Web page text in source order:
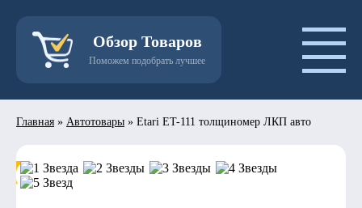
Обзор Товаров
Поможем подобрать лучшее
Главная » Автотовары » Etari ET-111 толщиномер ЛКП авто
- 50%